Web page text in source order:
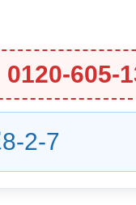
0120-605-
2-7